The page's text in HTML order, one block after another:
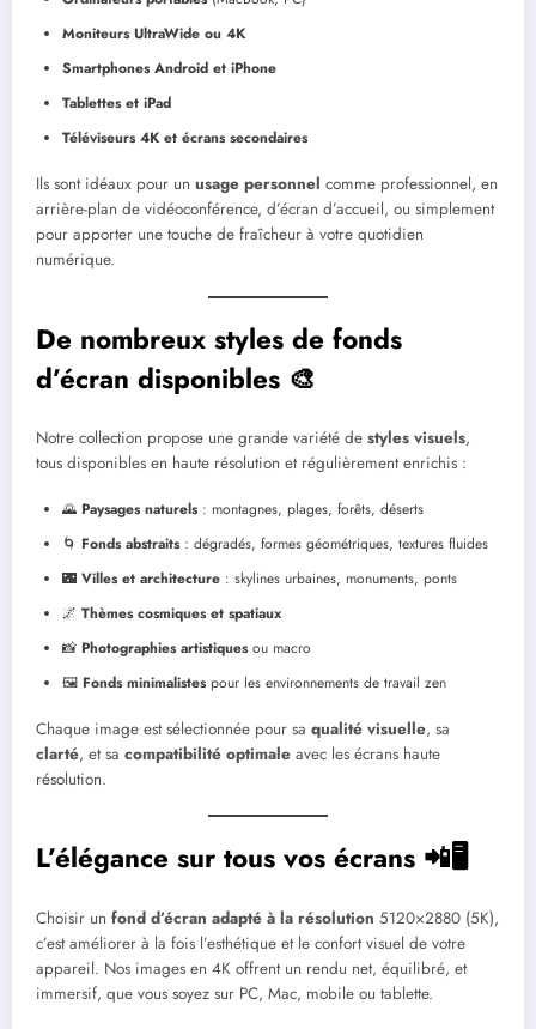
Moniteurs UltraWide ou 4K
Smartphones Android et iPhone
Tablettes et iPad
Téléviseurs 4K et écrans secondaires
Ils sont idéaux pour un usage personnel comme professionnel, en
arrière-plan de vidéoconférence, d’écran d’accueil, ou simplement
pour apporter une touche de fraîcheur à votre quotidien
numérique.
De nombreux styles de fonds
d’écran disponibles 🎨
Notre collection propose une grande variété de styles visuels,
tous disponibles en haute résolution et régulièrement enrichis :
🌄 Paysages naturels: montagnes, plages, forêts, déserts
🌀 Fonds abstraits: dégradés, formes géométriques, textures fluides
🌃 Villes et architecture : skylines urbaines, monuments, ponts
🌌 Thèmes cosmiques et spatiaux
📸 Photographies artistiquesou macro
🖼️ Fonds minimalistespour les environnements de travail zen
Chaque image est sélectionnée pour sa qualité visuelle, sa
clarté, et sa compatibilité optimale avec les écrans haute
résolution.
L’élégance sur tous vos écrans 📲🖥️
Choisir un fond d’écran adapté à la résolution 5120×2880 (5K),
c’est améliorer à la fois l’esthétique et le confort visuel de votre
appareil. Nos images en 4K offrent un rendu net, équilibré, et
immersif, que vous soyez sur PC, Mac, mobile ou tablette.